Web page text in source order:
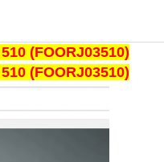
(FOORJ03510)
(FOORJ03510)